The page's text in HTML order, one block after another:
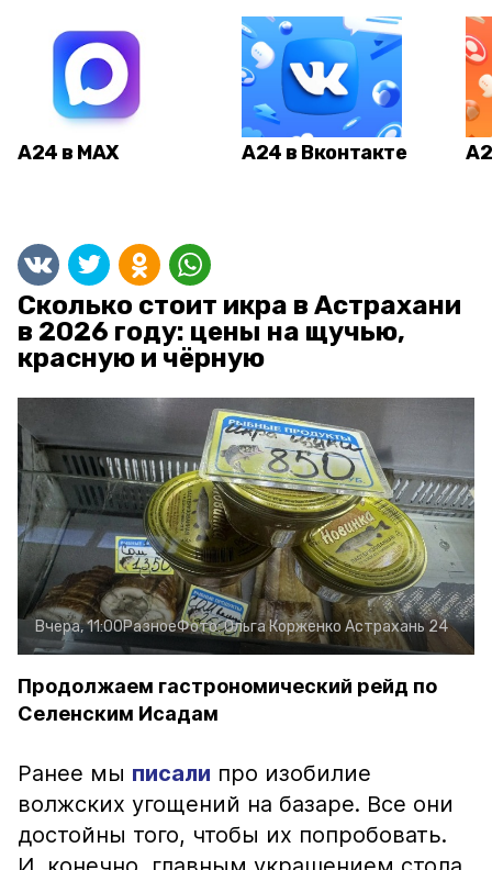
А24 в MAX А24 в Вконтакте
Сколько стоит икра в Астрахани
в 2026 году: цены на щучью,
красную и чёрную
Вчера, 11:00РазноеФото:Ольга Корженко Астрахань 24
Продолжаем гастрономический рейд по
Селенским Исадам
Ранее мы писали про изобилие
волжских угощений на базаре. Все они
достойны того, чтобы их попробовать.